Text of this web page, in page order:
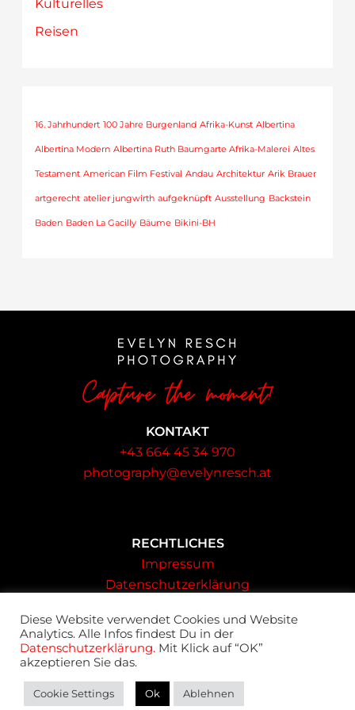
Kulturelles
Reisen
16. Jahrhundert 100 Jahre Burgenland Afrika-Kunst Albertina
Albertina Modern Albertina Ruth Baumgarte Afrika-Malerei Altes
Testament American Film Festival Andau Architektur Arik Brauer
artgerecht atelier jungwirth aufgeknüpft Ausstellung Backstein
Baden Baden La Gacilly Bäume Bikini-BH
KONTAKT
+43 664 45 34 970
photography@evelynresch.at
RECHTLICHES
Impressum
Datenschutzerklärung
Copyright © 2026 Evelyn Resch
Diese Website verwendet Cookies und Website
Analytics. Alle Infos findest Du in der
Datenschutzerklärung. Mit Klick auf “OK”
akzeptieren Sie das.
Cookie Settings Ok Ablehnen